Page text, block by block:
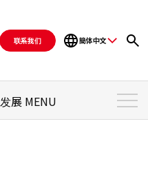
联系我们 簡体中文
展 MENU